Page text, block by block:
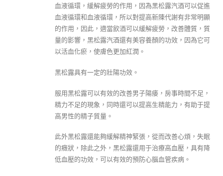
血液循環，緩解疲勞的作用，因為黑松露汽酒可以促進
血液循環和血液循環，所以對提高新陳代謝有非常明顯
的作用，因此，適當飲酒可以緩解疲勞，改善體質，質
量的影響，黑松露汽酒還有美容養顏的功效，因為它可
以活血化瘀，使膚色更加紅潤。
黑松露具有一定的壯陽功效。
服用黑松露可以有效的改善男子陽痿，房事時間不足，
精力不足的現象，同時還可以提高生精能力，有助于提
高男性的精子質量。
此外黑松露還能夠緩解精神緊張，從而改善心煩，失眠
的癥狀，除此之外，黑松露還用于治療高血壓，具有降
低血壓的功效，可以有效的預防心腦血管疾病。